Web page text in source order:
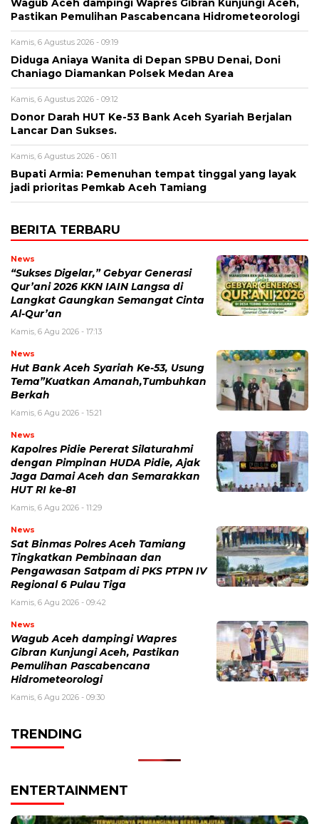
Wagub Aceh dampingi Wapres Gibran Kunjungi Aceh,
Pastikan Pemulihan Pascabencana Hidrometeorologi
Kamis, 6 Agustus 2026 - 09:19
Diduga Aniaya Wanita di Depan SPBU Denai, Doni
Chaniago Diamankan Polsek Medan Area
Kamis, 6 Agustus 2026 - 09:12
Donor Darah HUT Ke-53 Bank Aceh Syariah Berjalan
Lancar Dan Sukses.
Kamis, 6 Agustus 2026 - 06:11
Bupati Armia: Pemenuhan tempat tinggal yang layak
jadi prioritas Pemkab Aceh Tamiang
BERITA TERBARU
News
“Sukses Digelar,” Gebyar Generasi
Qur’ani 2026 KKN IAIN Langsa di
Langkat Gaungkan Semangat Cinta
Al-Qur’an
Kamis, 6 Agu 2026 - 17:13
News
Hut Bank Aceh Syariah Ke-53, Usung
Tema”Kuatkan Amanah,Tumbuhkan
Berkah
Kamis, 6 Agu 2026 - 15:21
News
Kapolres Pidie Pererat Silaturahmi
dengan Pimpinan HUDA Pidie, Ajak
Jaga Damai Aceh dan Semarakkan
HUT RI ke-81
Kamis, 6 Agu 2026 - 11:29
News
Sat Binmas Polres Aceh Tamiang
Tingkatkan Pembinaan dan
Pengawasan Satpam di PKS PTPN IV
Regional 6 Pulau Tiga
Kamis, 6 Agu 2026 - 09:42
News
Wagub Aceh dampingi Wapres
Gibran Kunjungi Aceh, Pastikan
Pemulihan Pascabencana
Hidrometeorologi
Kamis, 6 Agu 2026 - 09:30
TRENDING
ENTERTAINMENT